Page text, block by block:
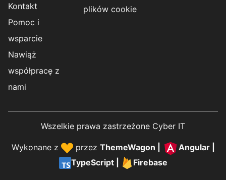
Kontakt
Pomoc i
wsparcie
Nawiąż
współpracę z
nami
plików cookie
Wszelkie prawa zastrzeżone Cyber IT
Wykonane z przez ThemeWagon Angular|
TypeScript| Firebase